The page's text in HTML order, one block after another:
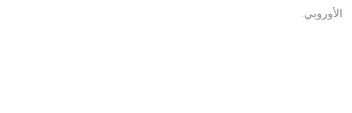
الأوروبي.